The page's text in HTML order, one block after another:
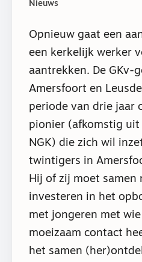
Nieuws
Opnieuw gaat een
een kerkelijk werker
aantrekken. De GKv-
Amersfoort en
periode van drie jaar
pionier (afkomstig uit
NGK) die zich wil
twintigers in
Hij of zij moet
investeren in het
met jongeren met
moeizaam contact
het samen